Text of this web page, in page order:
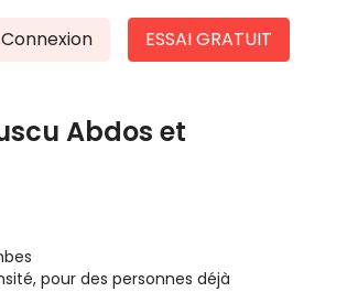
Connexion ESSAI GRATUIT
Abdos et
pour des personnes déjà